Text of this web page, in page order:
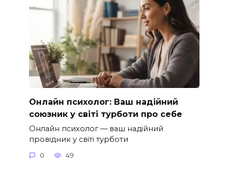
Онлайн психолог: Ваш надійний
союзник у світі турботи про себе
Онлайн психолог — ваш надійний
провідник у світі турботи
0 49